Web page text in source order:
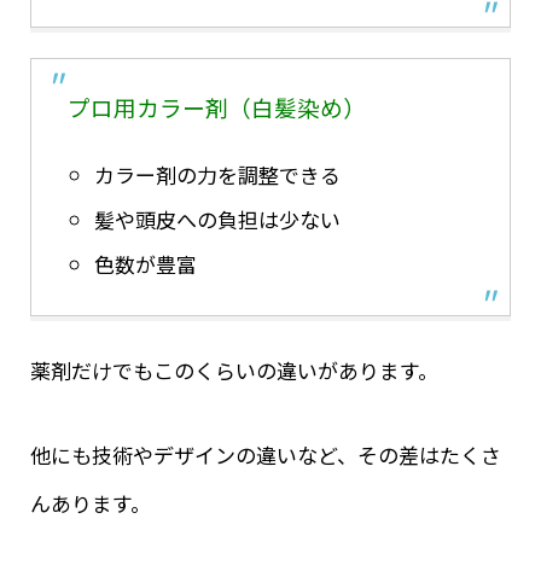
プロ用カラー剤（白髪染め）
カラー剤の力を調整できる
髪や頭皮への負担は少ない
色数が豊富
薬剤だけでもこのくらいの違いがあります。
他にも技術やデザインの違いなど、その差はたくさ
んあります。